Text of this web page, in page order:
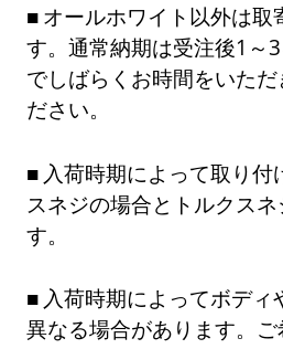
オールホワイト以外は取
す。通常納期は受注後1～
でしばらくお時間をいただ
ださい。
入荷時期によって取り付
スネジの場合とトルクス
す。
入荷時期によってボデ
異なる場合があります。